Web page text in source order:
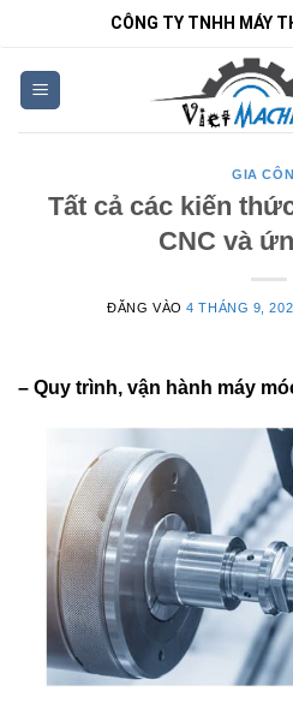
nội
dung
CÔNG TY TNHH MÁY
GIA
Tất cả các kiến
CNC và
ĐĂNG VÀO4 THÁNG 9,
– Quy trình, vận hành máy